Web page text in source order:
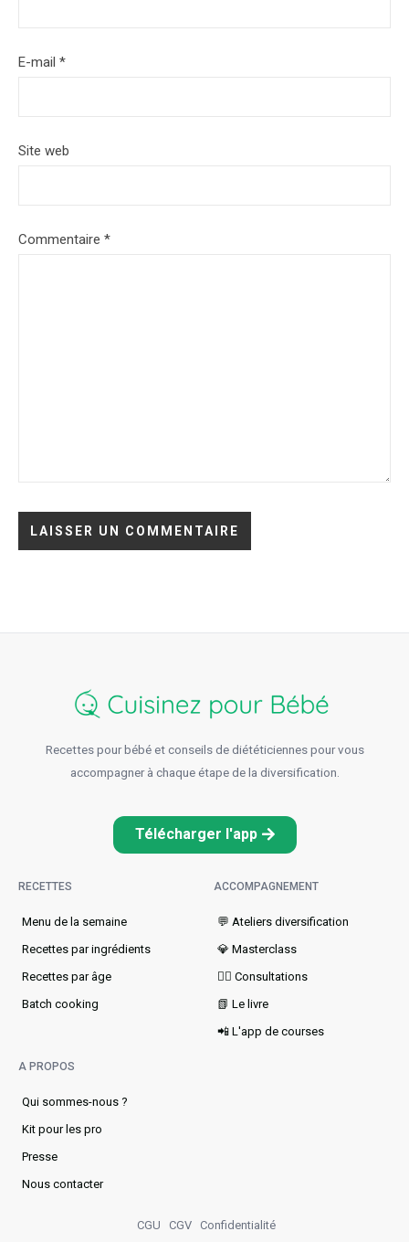
E-mail *
Site web
Commentaire *
Recettes pour bébé et conseils de diététiciennes pour vous
accompagner à chaque étape de la diversification.
Télécharger l'app
RECETTES
Menu de la semaine​
Recettes par ingrédients
Recettes par âge
Batch cooking
ACCOMPAGNEMENT
💬 Ateliers diversification
💎 Masterclass
👩‍⚕️ Consultations
📗 Le livre
📲 L'app de courses
A PROPOS
Qui sommes-nous ?
Kit pour les pro
Presse
Nous contacter
CGU CGV Confidentialité